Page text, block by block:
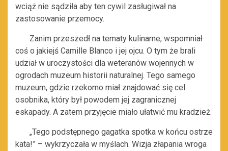
wciąż nie sądziła aby ten cywil zasługiwał na
zastosowanie przemocy.
Zanim przeszedł na tematy kulinarne, wspomniał
coś o jakiejś Camille Blanco i jej ojcu. O tym że brali
udział w uroczystości dla weteranów wojennych w
ogrodach muzeum historii naturalnej. Tego samego
muzeum, gdzie rzekomo miał znajdować się cel
osobnika, który był powodem jej zagranicznej
eskapady. A zatem przyjęcie miało ułatwić mu kradzież.
„Tego podstępnego gagatka spotka w końcu ostrze
kata!” – wykrzyczała w myślach. Wizja złapania wroga